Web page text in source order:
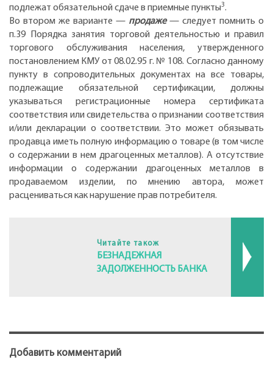
подлежат обязательной сдаче в приемные пункты3.
Во втором же варианте — продаже— следует помнить о
п.39 Порядка занятия торговой деятельностью и правил
торгового обслуживания населения, утвержденного
постановлением КМУ от 08.02.95 г. № 108. Согласно данному
пункту в сопроводительных документах на все товары,
подлежащие обязательной сертификации, должны
указываться регистрационные номера сертификата
соответствия или свидетельства о признании соответствия
и/или декларации о соответствии. Это может обязывать
продавца иметь полную информацию о товаре (в том числе
о содержании в нем драгоценных металлов). А отсутствие
информации о содержании драгоценных металлов в
продаваемом изделии, по мнению автора, может
расцениваться как нарушение прав потребителя.
Читайте також
БЕЗНАДЕЖНАЯ
ЗАДОЛЖЕННОСТЬ БАНКА
Добавить комментарий